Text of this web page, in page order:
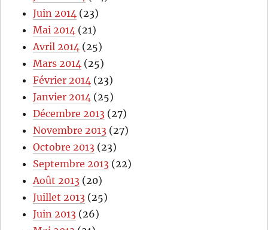
Juin 2014 (23)
Mai 2014 (21)
Avril 2014 (25)
Mars 2014 (25)
Février 2014 (23)
Janvier 2014 (25)
Décembre 2013 (27)
Novembre 2013 (27)
Octobre 2013 (23)
Septembre 2013 (22)
Août 2013 (20)
Juillet 2013 (25)
Juin 2013 (26)